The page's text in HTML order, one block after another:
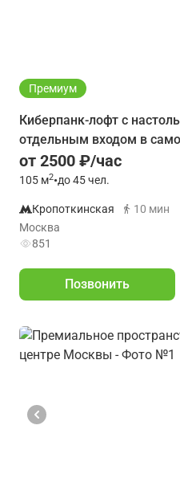
Премиум
Киберпанк-лофт с
отдельным входом в
от 2500 ₽/час
105 м2•до 45 чел.
Кропоткинская
10 мин
Москва
851
Позвонить